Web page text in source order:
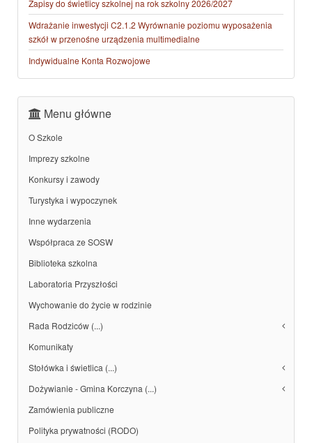
Zapisy do świetlicy szkolnej na rok szkolny 2026/2027
Wdrażanie inwestycji C2.1.2 Wyrównanie poziomu wyposażenia
szkół w przenośne urządzenia multimedialne
Indywidualne Konta Rozwojowe
Menu główne
O Szkole
Imprezy szkolne
Konkursy i zawody
Turystyka i wypoczynek
Inne wydarzenia
Współpraca ze SOSW
Biblioteka szkolna
Laboratoria Przyszłości
Wychowanie do życie w rodzinie
Rada Rodziców (...)
Komunikaty
Stołówka i świetlica (...)
Dożywianie - Gmina Korczyna (...)
Zamówienia publiczne
Polityka prywatności (RODO)